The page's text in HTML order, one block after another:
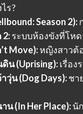
ร?
Season 2):
2:ระบบห้องขังที่โห
Move):หญิงสาวต้
น (Uprising):เรื่อ
วุ่น (Dog Days):ชา
น (In Her Place):นั